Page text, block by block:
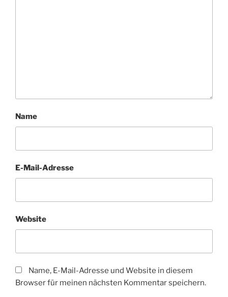
Name
E-Mail-Adresse
Website
Name, E-Mail-Adresse und Website in diesem
Browser für meinen nächsten Kommentar speichern.